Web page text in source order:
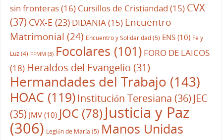
sin fronteras(16) Cursillos de Cristiandad (15) CVX
(37) CVX-E (23) DIDANIA(15) Encuentro
Matrimonial (24) Encuentro y Solidaridad(5) ENS(10) Fe y
Luz(4) FFMM (3) Focolares (101) FORO DE LAICOS
(18) Heraldos del Evangelio (31)
Hermandades del Trabajo (143)
HOAC (119) Institución Teresiana (36) JEC
(35) JMV(10) JOC(78)Justicia y Paz
(306) Legión de María (5) Manos Unidas